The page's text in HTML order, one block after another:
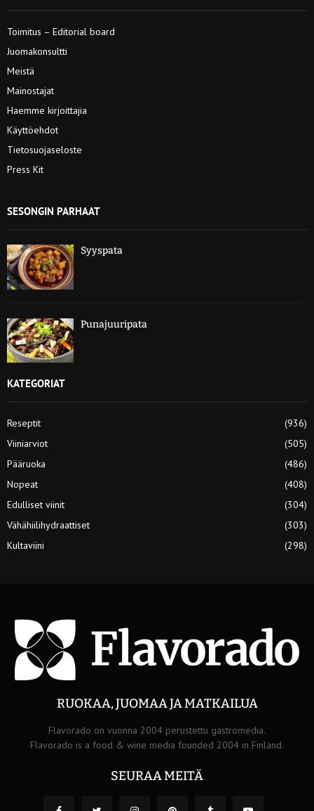
Toimitus – Editorial board
Juomakonsultti
Meistä
Mainostajat
Haemme kirjoittajia
Käyttöehdot
Tietosuojaseloste
Press Kit
SESONGIN PARHAAT
Syyspata
Punajuuripata
KATEGORIAT
Reseptit
(936)
Viiniarviot
(505)
Pääruoka
(486)
Nopeat
(408)
Edulliset viinit
(304)
Vähähiilihydraattiset
(303)
Kultaviini
(298)
RUOKAA, JUOMAA JA MATKAILUA
Flavorado on vuonna 2004 perustettu gastromedia.
Flavorado is a food & wine media founded 2004 in Finland.
SEURAA MEITÄ